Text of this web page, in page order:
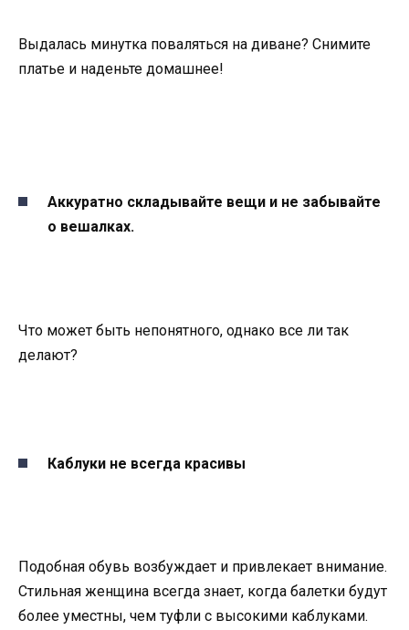
Выдалась минутка поваляться на диване? Снимите
платье и наденьте домашнее!
Аккуратно складывайте вещи и не забывайте
о вешалках.
Что может быть непонятного, однако все ли так
делают?
Каблуки не всегда красивы
Подобная обувь возбуждает и привлекает внимание.
Стильная женщина всегда знает, когда балетки будут
более уместны, чем туфли с высокими каблуками.